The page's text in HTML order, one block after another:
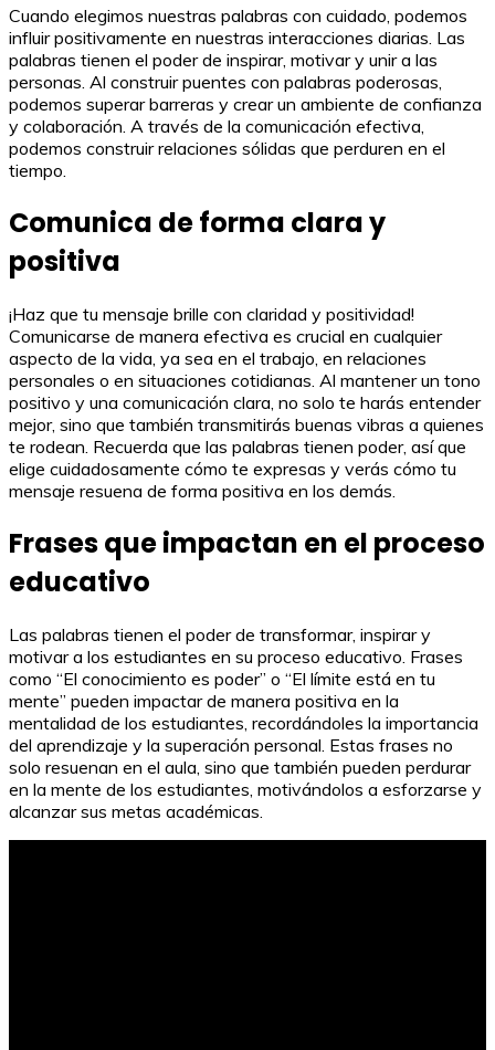
Cuando elegimos nuestras palabras con cuidado, podemos
influir positivamente en nuestras interacciones diarias. Las
palabras tienen el poder de inspirar, motivar y unir a las
personas. Al construir puentes con palabras poderosas,
podemos superar barreras y crear un ambiente de confianza
y colaboración. A través de la comunicación efectiva,
podemos construir relaciones sólidas que perduren en el
tiempo.
Comunica de forma clara y
positiva
¡Haz que tu mensaje brille con claridad y positividad!
Comunicarse de manera efectiva es crucial en cualquier
aspecto de la vida, ya sea en el trabajo, en relaciones
personales o en situaciones cotidianas. Al mantener un tono
positivo y una comunicación clara, no solo te harás entender
mejor, sino que también transmitirás buenas vibras a quienes
te rodean. Recuerda que las palabras tienen poder, así que
elige cuidadosamente cómo te expresas y verás cómo tu
mensaje resuena de forma positiva en los demás.
Frases que impactan en el proceso
educativo
Las palabras tienen el poder de transformar, inspirar y
motivar a los estudiantes en su proceso educativo. Frases
como “El conocimiento es poder” o “El límite está en tu
mente” pueden impactar de manera positiva en la
mentalidad de los estudiantes, recordándoles la importancia
del aprendizaje y la superación personal. Estas frases no
solo resuenan en el aula, sino que también pueden perdurar
en la mente de los estudiantes, motivándolos a esforzarse y
alcanzar sus metas académicas.